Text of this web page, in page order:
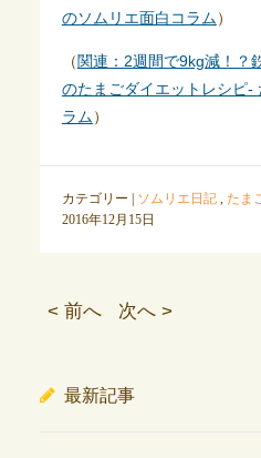
のソムリエ面白コラム）
（関連：2週間で9kg減！？
のたまごダイエットレシピ-
ラム）
カテゴリー | ソムリエ日記, たま
2016年12月15日
< 前へ 次へ >
最新記事